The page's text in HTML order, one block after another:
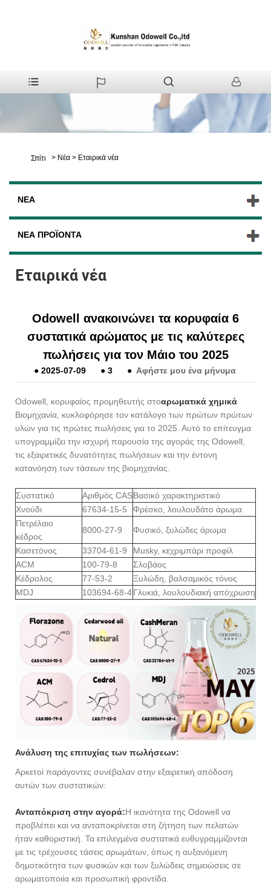
Σπίτι > Νέα > Εταιρικά νέα
ΝΈΑ
ΝΈΑ ΠΡΟΪΌΝΤΑ
Εταιρικά νέα
Odowell ανακοινώνει τα κορυφαία 6
συστατικά αρώματος με τις καλύτερες
πωλήσεις για τον Μάιο του 2025
● 2025-07-09 ● 3 ● Αφήστε μου ένα μήνυμα
Odowell, κορυφαίος προμηθευτής στοαρωματικά χημικά
Βιομηχανία, κυκλοφόρησε τον κατάλογο των πρώτων πρώτων
υλών για τις πρώτες πωλήσεις για το 2025. Αυτό το επίτευγμα
υπογραμμίζει την ισχυρή παρουσία της αγοράς της Odowell,
τις εξαιρετικές δυνατότητες πωλήσεων και την έντονη
κατανόηση των τάσεων της βιομηχανίας.
Συστατικό Αριθμός CASΒασικό χαρακτηριστικό
Χνούδι
67634-15-5
Φρέσκο, λουλουδάτο άρωμα
Πετρέλαιο
κέδρος
8000-27-9 Φυσικό, ξυλώδες άρωμα
Κασετόνος 33704-61-9
Musky, κεχριμπάρι προφίλ
ACM
100-79-8
Σλοβάος
Κέδρολος
77-53-2
Ξυλώδη, βαλσαμικός τόνος
MDJ
103694-68-4Γλυκιά, λουλουδιακή απόχρωση
Ανάλυση της επιτυχίας των πωλήσεων:
Αρκετοί παράγοντες συνέβαλαν στην εξαιρετική απόδοση
αυτών των συστατικών:
Ανταπόκριση στην αγορά:Η ικανότητα της Odowell να
προβλέπει και να ανταποκρίνεται στη ζήτηση των πελατών
ήταν καθοριστική. Τα επιλεγμένα συστατικά ευθυγραμμίζονται
με τις τρέχουσες τάσεις αρωμάτων, όπως η αυξανόμενη
δημοτικότητα των φυσικών και των ξυλώδεις σημειώσεις σε
αρωματοποιία και προσωπική φροντίδα.